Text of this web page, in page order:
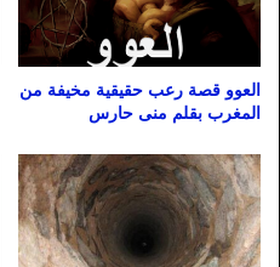
العوو قصة رعب حقيقية مخيفة من
المغرب بقلم منى حارس